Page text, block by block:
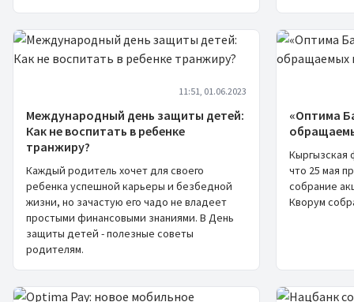
11:51, 01.06.2023
Международный день защиты детей:
Как не воспитать в ребенке
транжиру?
Каждый родитель хочет для своего
ребенка успешной карьеры и безбедной
жизни, но зачастую его чадо не владеет
простыми финансовыми знаниями. В День
защиты детей - полезные советы
родителям.
«Оптима
Кыргызская
что 25 мая
собрание
Кворум